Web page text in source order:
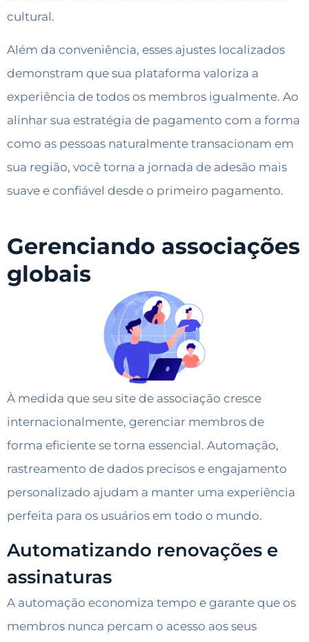
cultural.
Além da conveniência, esses ajustes localizados
demonstram que sua plataforma valoriza a
experiência de todos os membros igualmente. Ao
alinhar sua estratégia de pagamento com a forma
como as pessoas naturalmente transacionam em
sua região, você torna a jornada de adesão mais
suave e confiável desde o primeiro pagamento.
Gerenciando associações
globais
À medida que seu site de associação cresce
internacionalmente, gerenciar membros de
forma eficiente se torna essencial. Automação,
rastreamento de dados precisos e engajamento
personalizado ajudam a manter uma experiência
perfeita para os usuários em todo o mundo.
Automatizando renovações e
assinaturas
A automação economiza tempo e garante que os
membros nunca percam o acesso aos seus